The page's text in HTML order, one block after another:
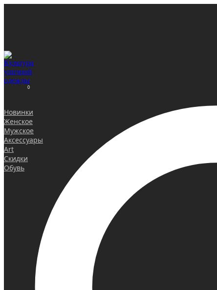
0
Новинки
Женское
Мужское
Аксессуары
Art
Скидки
Обувь